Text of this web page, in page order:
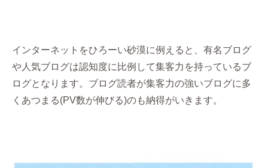
インターネットをひろーい砂漠に例えると、有名ブログ
や人気ブログは認知度に比例して集客力を持っているブ
ログとなります。ブログ読者が集客力の強いブログに多
くあつまる(PV数が伸びる)のも納得がいきます。